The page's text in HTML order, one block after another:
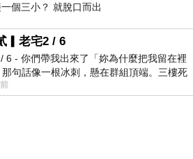
個三小？ 就脫口而出
▎老宅2 / 6
6 - 你們帶我出來了「妳為什麼把我留在裡
句話像一根冰刺，懸在群組頂端。三樓死
片裡的人。那個人確實站在